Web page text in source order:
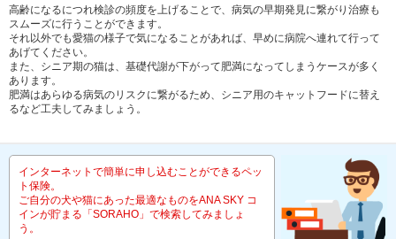
高齢になるにつれ検診の頻度を上げることで、病気の早期発見に繋がり治療も
スムーズに行うことができます。
それ以外でも愛猫の様子で気になることがあれば、早めに病院へ連れて行って
あげてください。
また、シニア期の猫は、基礎代謝が下がって肥満になってしまうケースが多く
あります。
肥満はあらゆる病気のリスクに繋がるため、シニア用のキャットフードに替え
るなど工夫してみましょう。
インターネットで簡単に申し込むことができるペッ
ト保険。
ご自分の犬や猫にあった最適なものをANA SKY コ
インが貯まる「SORAHO」で検索してみましょ
う。